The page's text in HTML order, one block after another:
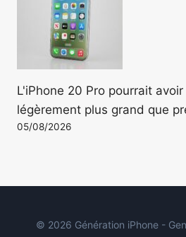
L'iPhone 20 Pro pourrait
légèrement plus grand que
05/08/2026
© 2026 Génération iPhone -